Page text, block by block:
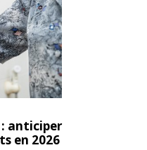
anticiper
en 2026